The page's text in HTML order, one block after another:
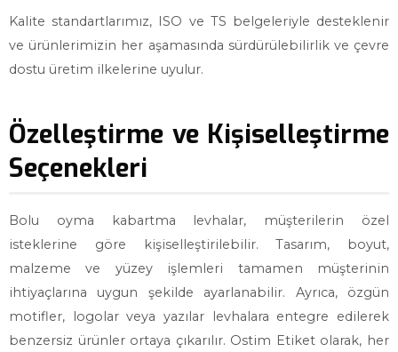
Kalite standartlarımız, ISO ve TS belgeleriyle desteklenir
ve ürünlerimizin her aşamasında sürdürülebilirlik ve çevre
dostu üretim ilkelerine uyulur.
Özelleştirme ve Kişiselleştirme
Seçenekleri
Bolu oyma kabartma levhalar, müşterilerin özel
isteklerine göre kişiselleştirilebilir. Tasarım, boyut,
malzeme ve yüzey işlemleri tamamen müşterinin
ihtiyaçlarına uygun şekilde ayarlanabilir. Ayrıca, özgün
motifler, logolar veya yazılar levhalara entegre edilerek
benzersiz ürünler ortaya çıkarılır. Ostim Etiket olarak, her